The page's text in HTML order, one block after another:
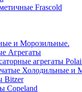
Frascold
и Морозильные.
Агрегаты
агрегаты
Холодильные и
Bitzer
Copeland